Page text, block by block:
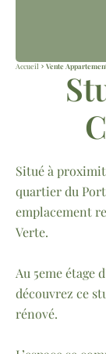
Accueil Vente
Situé à
quartier du Port
emplacement
Verte.
Au 5eme étage
découvrez ce
rénové.